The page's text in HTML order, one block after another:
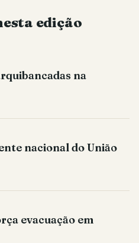
edição
na
nacional do União
evacuação em